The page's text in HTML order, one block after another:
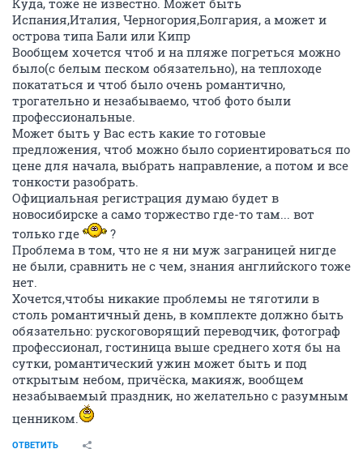
Куда, тоже не известно. Может быть
Испания,Италия, Черногория,Болгария, а может и
острова типа Бали или Кипр
Вообщем хочется чтоб и на пляже погреться можно
было(с белым песком обязательно), на теплоходе
покататься и чтоб было очень романтично,
трогательно и незабываемо, чтоб фото были
профессиональные.
Может быть у Вас есть какие то готовые
предложения, чтоб можно было сориентироваться по
цене для начала, выбрать направление, а потом и все
тонкости разобрать.
Официальная регистрация думаю будет в
новосибирске а само торжество где-то там... вот
только где
?
Проблема в том, что не я ни муж заграницей нигде
не были, сравнить не с чем, знания английского тоже
нет.
Хочется,чтобы никакие проблемы не тяготили в
столь романтичный день, в комплекте должно быть
обязательно: рускоговорящий переводчик, фотограф
профессионал, гостиница выше среднего хотя бы на
сутки, романтический ужин может быть и под
открытым небом, причёска, макияж, вообщем
незабываемый праздник, но желательно с разумным
ценником.
ОТВЕТИТЬ